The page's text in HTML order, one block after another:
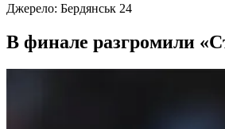
Джерело: Бердянськ 24
В финале разгромили